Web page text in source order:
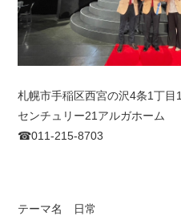
札幌市手稲区西宮の沢4条1丁目
センチュリー21アルガホーム
☎011-215-8703
テーマ名
日常